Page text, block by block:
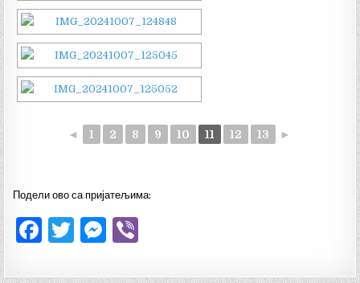
◄ 1 2 8 9 10 11 12 13 ►
Подели ово са пријатељима:
F
T
M